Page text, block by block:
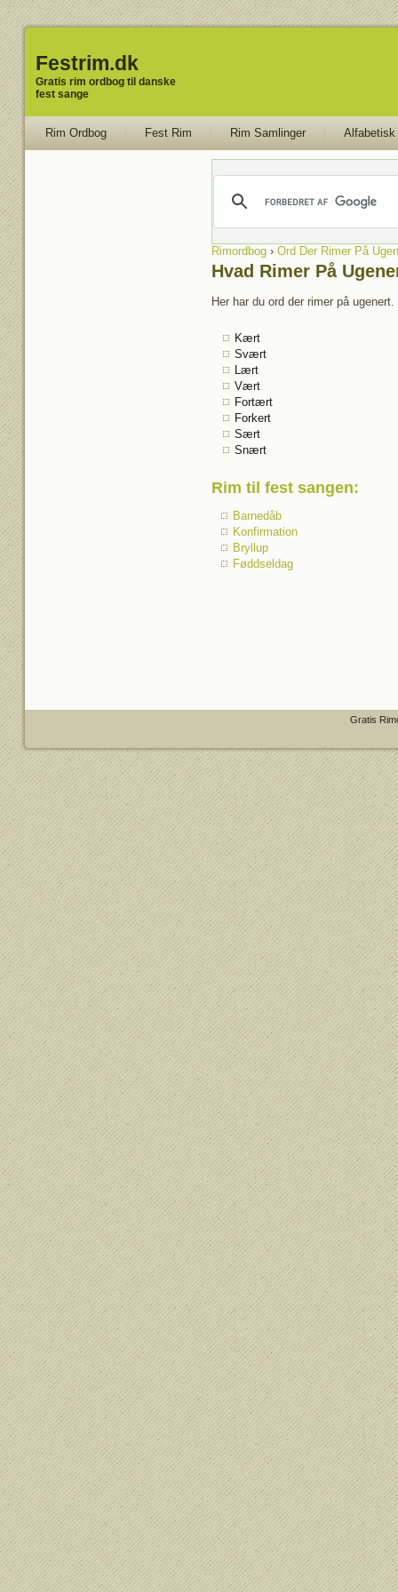
Festrim.dk
Gratis rim ordbog til danske
fest sange
Rim Ordbog Fest Rim Rim Samlinger Alfabetisk
Rimordbog› Ord Der Rimer På
Hvad Rimer På
Her har du ord der rimer på
Kært
Svært
Lært
Vært
Fortært
Forkert
Sært
Snært
Rim til fest sangen:
Barnedåb
Konfirmation
Bryllup
Føddseldag
Gratis